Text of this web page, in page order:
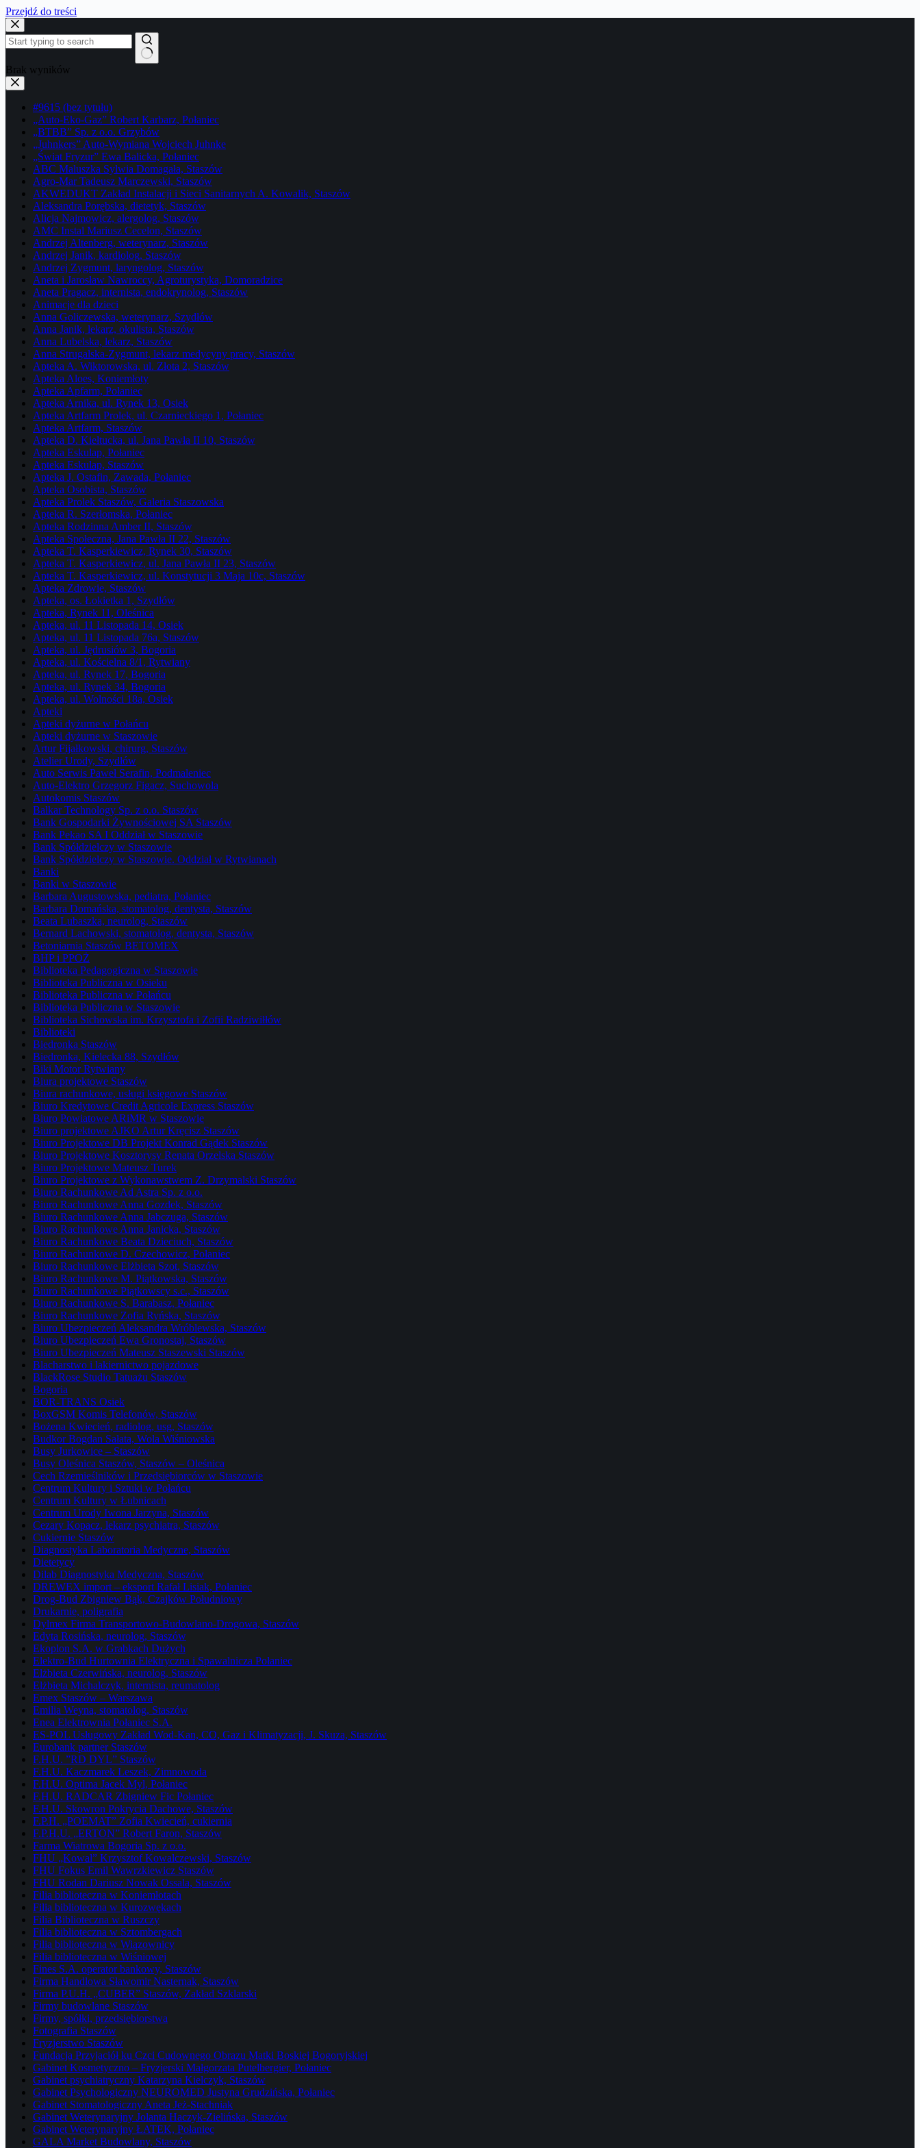
Przejdź do treści
Brak wyników
#9615 (bez tytułu)
„Auto-Eko-Gaz” Robert Karbarz, Połaniec
„BTBB” Sp. z o.o. Grzybów
„Juhnkers” Auto-Wymiana Wojciech Juhnke
„Świat Fryzur” Ewa Balicka, Połaniec
ABC Maluszka Sylwia Domagała, Staszów
Agro-Mar Tadeusz Marczewski, Staszów
AKWEDUKT Zakład Instalacji i Sieci Sanitarnych A. Kowalik, Staszów
Aleksandra Porębska, dietetyk, Staszów
Alicja Najmowicz, alergolog, Staszów
AMC Instal Mariusz Cecelon, Staszów
Andrzej Altenberg, weterynarz, Staszów
Andrzej Janik, kardiolog, Staszów
Andrzej Zygmunt, laryngolog, Staszów
Aneta i Jarosław Nawroccy, Agroturystyka, Domoradzice
Aneta Pragacz, internista, endokrynolog, Staszów
Animacje dla dzieci
Anna Goliczewska, weterynarz, Szydłów
Anna Janik, lekarz, okulista, Staszów
Anna Lubelska, lekarz, Staszów
Anna Strugalska-Zygmunt, lekarz medycyny pracy, Staszów
Apteka A. Wiktorowska, ul. Złota 2, Staszów
Apteka Aloes, Koniemłoty
Apteka Apfarm, Połaniec
Apteka Arnika, ul. Rynek 13, Osiek
Apteka Artfarm Prolek, ul. Czarnieckiego 1, Połaniec
Apteka Artfarm, Staszów
Apteka D. Kiełtucka, ul. Jana Pawła II 10, Staszów
Apteka Eskulap, Połaniec
Apteka Eskulap, Staszów
Apteka J. Ostafin, Zawada, Połaniec
Apteka Osobista, Staszów
Apteka Prolek Staszów, Galeria Staszowska
Apteka R. Szerłomska, Połaniec
Apteka Rodzinna Amber II, Staszów
Apteka Społeczna, Jana Pawła II 22, Staszów
Apteka T. Kasperkiewicz, Rynek 30, Staszów
Apteka T. Kasperkiewicz, ul. Jana Pawła II 23, Staszów
Apteka T. Kasperkiewicz, ul. Konstytucji 3 Maja 10c, Staszów
Apteka Zdrowie, Staszów
Apteka, os. Łokietka 1, Szydłów
Apteka, Rynek 11, Oleśnica
Apteka, ul. 11 Listopada 14, Osiek
Apteka, ul. 11 Listopada 76a, Staszów
Apteka, ul. Jędrusiów 3, Bogoria
Apteka, ul. Kościelna 8/1, Rytwiany
Apteka, ul. Rynek 17, Bogoria
Apteka, ul. Rynek 34, Bogoria
Apteka, ul. Wolności 18a, Osiek
Apteki
Apteki dyżurne w Połańcu
Apteki dyżurne w Staszowie
Artur Fijałkowski, chirurg, Staszów
Atelier Urody, Szydłów
Auto Serwis Paweł Serafin, Podmaleniec
Auto-Elektro Grzegorz Figacz, Suchowola
Autokomis Staszów
Balkar Technology Sp. z o.o. Staszów
Bank Gospodarki Żywnościowej SA Staszów
Bank Pekao SA I Oddział w Staszowie
Bank Spółdzielczy w Staszowie
Bank Spółdzielczy w Staszowie. Oddział w Rytwianach
Banki
Banki w Staszowie
Barbara Augustowska, pediatra, Połaniec
Barbara Domańska, stomatolog, dentysta, Staszów
Beata Lubaszka, neurolog, Staszów
Bernard Lachowski, stomatolog, dentysta, Staszów
Betoniarnia Staszów BETOMEX
BHP i PPOŻ
Biblioteka Pedagogiczna w Staszowie
Biblioteka Publiczna w Osieku
Biblioteka Publiczna w Połańcu
Biblioteka Publiczna w Staszowie
Biblioteka Sichowska im. Krzysztofa i Zofii Radziwiłłów
Biblioteki
Biedronka Staszów
Biedronka, Kielecka 88, Szydłów
Biki Motor Rytwiany
Biura projektowe Staszów
Biura rachunkowe, usługi księgowe Staszów
Biuro Kredytowe Credit Agricole Express Staszów
Biuro Powiatowe ARiMR w Staszowie
Biuro projektowe AJKO Artur Kręcisz Staszów
Biuro Projektowe DB Projekt Konrad Gądek Staszów
Biuro Projektowe Kosztorysy Renata Orzelska Staszów
Biuro Projektowe Mateusz Turek
Biuro Projektowe z Wykonawstwem Z. Drzymalski Staszów
Biuro Rachunkowe Ad Astra Sp. z o.o.
Biuro Rachunkowe Anna Gozdek, Staszów
Biuro Rachunkowe Anna Jabczuga, Staszów
Biuro Rachunkowe Anna Janicka, Staszów
Biuro Rachunkowe Beata Dzieciuch, Staszów
Biuro Rachunkowe D. Czechowicz, Połaniec
Biuro Rachunkowe Elżbieta Szot, Staszów
Biuro Rachunkowe M. Piątkowska, Staszów
Biuro Rachunkowe Piątkowscy s.c., Staszów
Biuro Rachunkowe S. Barabasz, Połaniec
Biuro Rachunkowe Zofia Ryńska, Staszów
Biuro Ubezpieczeń Aleksandra Wróblewska, Staszów
Biuro Ubezpieczeń Ewa Gronostaj, Staszów
Biuro Ubezpieczeń Mateusz Staszewski Staszów
Blacharstwo i lakiernictwo pojazdowe
BlackRose Studio Tatuażu Staszów
Bogoria
BOR-TRANS Osiek
BoxGSM Komis Telefonów, Staszów
Bożena Kwiecień, radiolog, usg, Staszów
Budkor Bogdan Sałata, Wola Wiśniowska
Busy Jurkowice – Staszów
Busy Oleśnica Staszów, Staszów – Oleśnica
Cech Rzemieślników i Przedsiębiorców w Staszowie
Centrum Kultury i Sztuki w Połańcu
Centrum Kultury w Łubnicach
Centrum Urody Iwona Jarzyna, Staszów
Cezary Kopacz, lekarz psychiatra, Staszów
Cukiernie Staszów
Diagnostyka Laboratoria Medyczne, Staszów
Dietetycy
Dilab Diagnostyka Medyczna, Staszów
DREWEX import – eksport Rafał Lisiak, Połaniec
Drog-Bud Zbigniew Bąk, Czajków Południowy
Drukarnie, poligrafia
Dylmex Firma Transportowo-Budowlano-Drogowa, Staszów
Edyta Rosińska, neurolog, Staszów
Ekoplon S.A. w Grabkach Dużych
Elektro-Bud Hurtownia Elektryczna i Spawalnicza Połaniec
Elżbieta Czerwińska, neurolog, Staszów
Elżbieta Michalczyk, internista, reumatolog
Emex Staszów – Warszawa
Emilia Weyna, stomatolog, Staszów
Enea Elektrownia Połaniec S.A.
ES-POL Usługowy Zakład Wod-Kan, CO, Gaz i Klimatyzacji, J. Skuza, Staszów
Eurobank partner Staszów
F.H.U. ”RD DYL” Staszów
F.H.U. Kaczmarek Leszek, Zimnowoda
F.H.U. Optima Jacek Myl, Połaniec
F.H.U. RADCAR Zbigniew Fic Połaniec
F.H.U. Skowron Pokrycia Dachowe, Staszów
F.P.H. „POEMAT” Zofia Kwiecień, cukiernia
F.P.H.U. „ERTON” Robert Faron, Staszów
Farma Wiatrowa Bogoria Sp. z o.o.
FHU „Kowal” Krzysztof Kowalczewski, Staszów
FHU Fokus Emil Wawrzkiewicz Staszów
FHU Rodan Dariusz Nowak Ossala, Staszów
Filia biblioteczna w Koniemłotach
Filia biblioteczna w Kurozwękach
Filia Biblioteczna w Ruszczy
Filia biblioteczna w Sztombergach
Filia biblioteczna w Wiązownicy
Filia biblioteczna w Wiśniowej
Fines S.A. operator bankowy, Staszów
Firma Handlowa Sławomir Nasternak, Staszów
Firma P.U.H. „CUBER” Staszów, Zakład Szklarski
Firmy budowlane Staszów
Firmy, spółki, przedsiębiorstwa
Fotografia Staszów
Fryzjerstwo Staszów
Fundacja Przyjaciół ku Czci Cudownego Obrazu Matki Boskiej Bogoryjskiej
Gabinet Kosmetyczno – Fryzjerski Małgorzata Putelbergier, Połaniec
Gabinet psychiatryczny Katarzyna Kielczyk, Staszów
Gabinet Psychologiczny NEUROMED Justyna Grudzińska, Połaniec
Gabinet Stomatologiczny Aneta Jeż-Stachniak
Gabinet Weterynaryjny Jolanta Haczyk-Zielińska, Staszów
Gabinet Weterynaryjny ŁATEK, Połaniec
GALA Market Budowlany, Staszów